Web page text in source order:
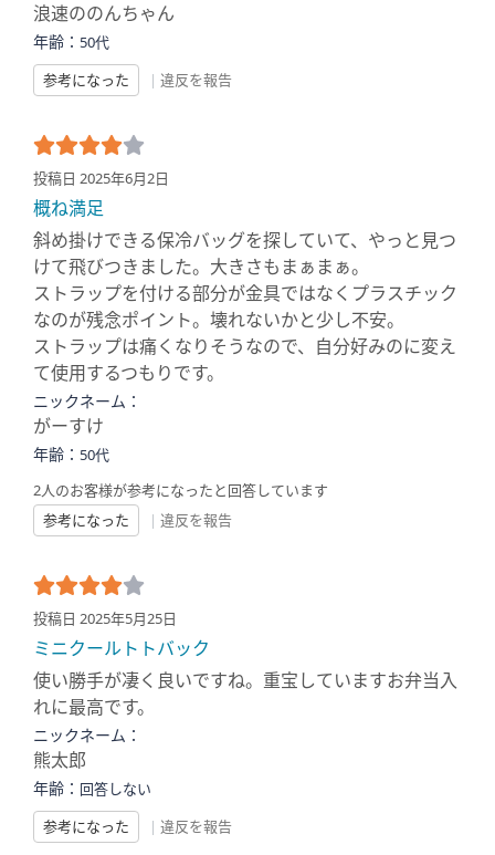
浪速ののんちゃん
年齢： 50代
参考になった
| 違反を報告
投稿日 2025年6月2日
概ね満足
斜め掛けできる保冷バッグを探していて、やっと見つ
けて飛びつきました。大きさもまぁまぁ。
ストラップを付ける部分が金具ではなくプラスチック
なのが残念ポイント。壊れないかと少し不安。
ストラップは痛くなりそうなので、自分好みのに変え
て使用するつもりです。
ニックネーム：
がーすけ
年齢： 50代
2人のお客様が参考になったと回答しています
参考になった
| 違反を報告
投稿日 2025年5月25日
ミニクールトトバック
使い勝手が凄く良いですね。重宝していますお弁当入
れに最高です。
ニックネーム：
熊太郎
年齢： 回答しない
参考になった
| 違反を報告